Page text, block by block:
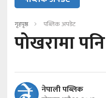
गृहपृष्ठ पब्लिक अपडेट
पोखरामा
नेपाली पब्लिक